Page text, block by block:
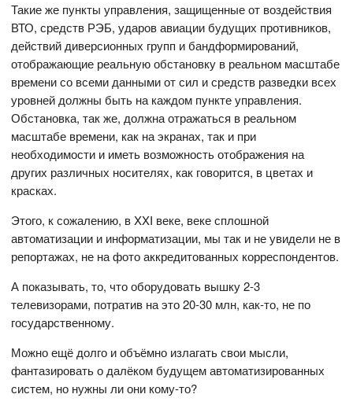
Такие же пункты управления, защищенные от воздействия
ВТО, средств РЭБ, ударов авиации будущих противников,
действий диверсионных групп и бандформирований,
отображающие реальную обстановку в реальном масштабе
времени со всеми данными от сил и средств разведки всех
уровней должны быть на каждом пункте управления.
Обстановка, так же, должна отражаться в реальном
масштабе времени, как на экранах, так и при
необходимости и иметь возможность отображения на
других различных носителях, как говорится, в цветах и
красках.
Этого, к сожалению, в XXI веке, веке сплошной
автоматизации и информатизации, мы так и не увидели не в
репортажах, не на фото аккредитованных корреспондентов.
А показывать, то, что оборудовать вышку 2-3
телевизорами, потратив на это 20-30 млн, как-то, не по
государственному.
Можно ещё долго и объёмно излагать свои мысли,
фантазировать о далёком будущем автоматизированных
систем, но нужны ли они кому-то?